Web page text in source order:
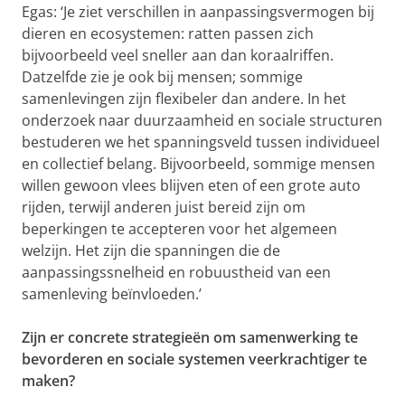
Egas: ‘Je ziet verschillen in aanpassingsvermogen bij
dieren en ecosystemen: ratten passen zich
bijvoorbeeld veel sneller aan dan koraalriffen.
Datzelfde zie je ook bij mensen; sommige
samenlevingen zijn flexibeler dan andere. In het
onderzoek naar duurzaamheid en sociale structuren
bestuderen we het spanningsveld tussen individueel
en collectief belang. Bijvoorbeeld, sommige mensen
willen gewoon vlees blijven eten of een grote auto
rijden, terwijl anderen juist bereid zijn om
beperkingen te accepteren voor het algemeen
welzijn. Het zijn die spanningen die de
aanpassingssnelheid en robuustheid van een
samenleving beïnvloeden.’
Zijn er concrete strategieën om samenwerking te
bevorderen en sociale systemen veerkrachtiger te
maken?